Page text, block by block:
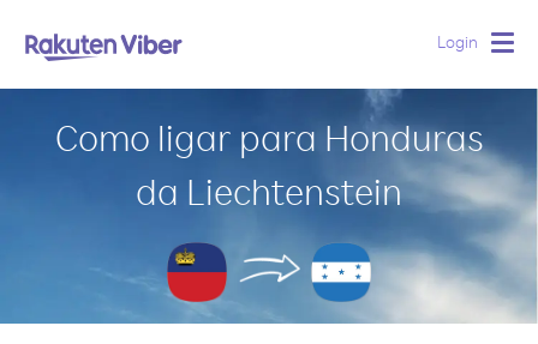
Login
Como ligar para Honduras
da Liechtenstein